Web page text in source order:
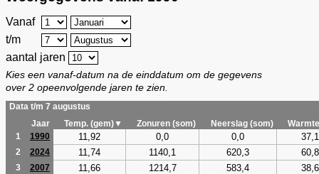
Vanaf
t/m
aantal jaren
Kies een vanaf-datum na de einddatum om de gegevens
over 2 opeenvolgende jaren te zien.
Data t/m 7 augustus
Jaar
Temp. (gem)▼ Zonuren (som) Neerslag (som)
1
1990 11,92 0,0 0,0 37,1
2 2024 11,74 1140,1 620,3 60,8
3 2007 11,66 1214,7 583,4 38,6